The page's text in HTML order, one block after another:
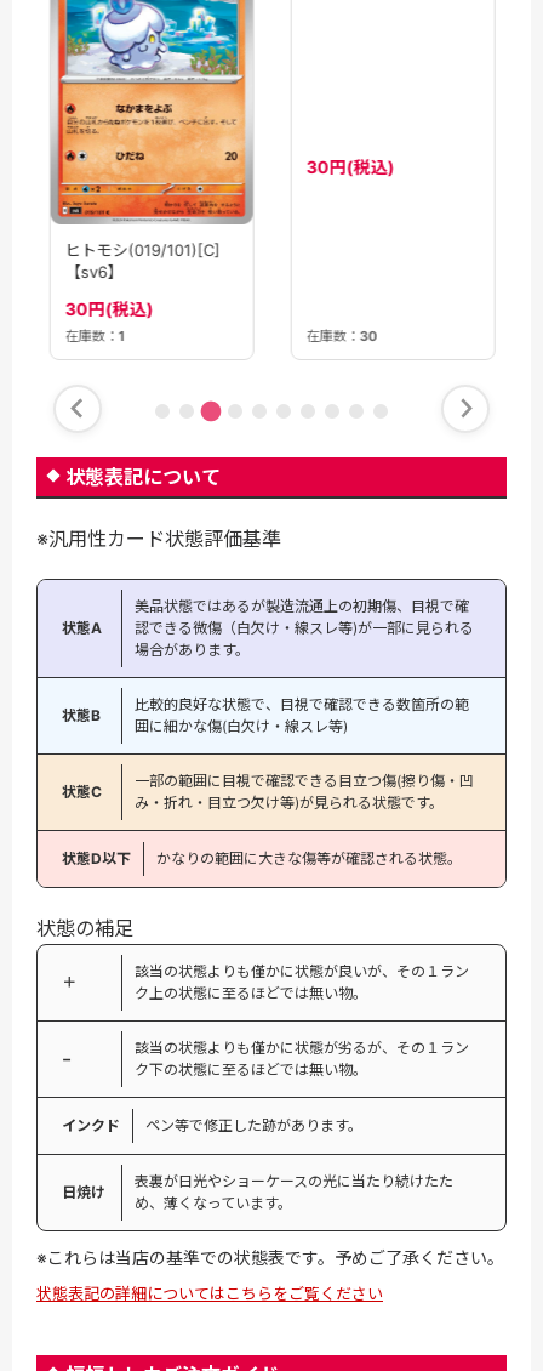
ヒトモシ(019/101)[C]
【sv6】
30円(税込)
在庫数： 1
30円(税込)
在庫数： 30
状態表記について
※汎用性カード状態評価基準
状態A
美品状態ではあるが製造流通上の初期傷、目視で確
認できる微傷（白欠け・線スレ等)が一部に見られる
場合があります。
状態B
比較的良好な状態で、目視で確認できる数箇所の範
囲に細かな傷(白欠け・線スレ等)
状態C
一部の範囲に目視で確認できる目立つ傷(擦り傷・凹
み・折れ・目立つ欠け等)が見られる状態です。
状態D以下 かなりの範囲に大きな傷等が確認される状態。
状態の補足
＋
該当の状態よりも僅かに状態が良いが、その１ラン
ク上の状態に至るほどでは無い物。
−
該当の状態よりも僅かに状態が劣るが、その１ラン
ク下の状態に至るほどでは無い物。
インクド ペン等で修正した跡があります。
日焼け
表裏が日光やショーケースの光に当たり続けたた
め、薄くなっています。
※これらは当店の基準での状態表です。予めご了承ください。
状態表記の詳細についてはこちらをご覧ください